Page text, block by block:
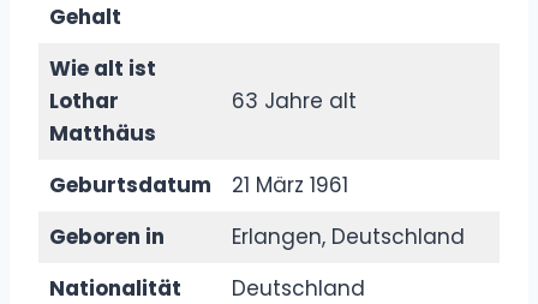
Gehalt
Wie alt ist
Lothar
Matthäus
63 Jahre alt
Geburtsdatum
21 März 1961
Geboren in
Erlangen, Deutschland
Nationalität
Deutschland